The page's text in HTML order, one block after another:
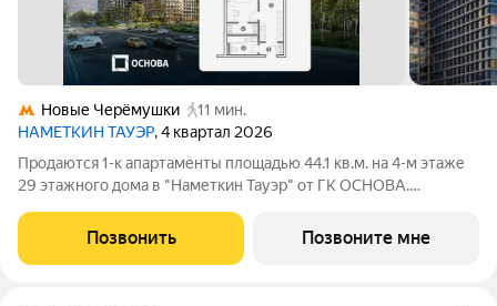
Новые Черёмушки
11 мин.
НАМЕТКИН ТАУЭР, 4 квартал 2026
Продаются 1-к апартаменты площадью 44.1 кв.м. на 4-м этаже
29 этажного дома в "Наметкин Тауэр" от ГК ОСНОВА.
обслуживанием, располагается в районе Черёмушки на Юго-
Западе Москвы. Архитектура от
Позвонить Позвоните мне